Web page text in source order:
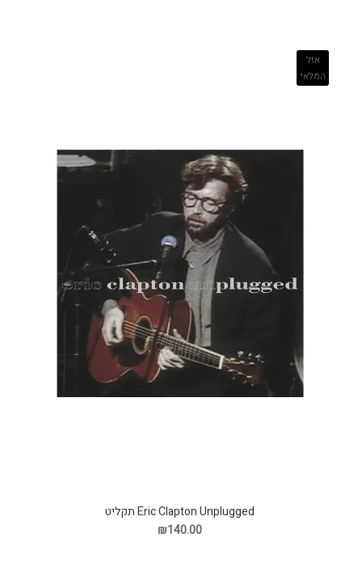
אזל
המלאי
Eric Clapton Unplugged תקליט
₪140.00